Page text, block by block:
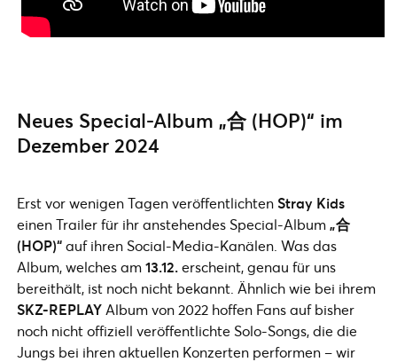
Neues Special-Album „合 (HOP)“ im
Dezember 2024
Erst vor wenigen Tagen veröffentlichten Stray Kids
einen Trailer für ihr anstehendes Special-Album„合
(HOP)“auf ihren Social-Media-Kanälen. Was das
Album, welches am13.12.erscheint, genau für uns
bereithält, ist noch nicht bekannt. Ähnlich wie bei ihrem
SKZ-REPLAY Album von 2022 hoffen Fans auf bisher
noch nicht offiziell veröffentlichte Solo-Songs, die die
Jungs bei ihren aktuellen Konzerten performen – wir